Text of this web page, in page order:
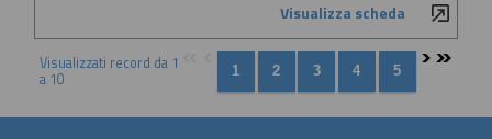
Visualizza scheda
Visualizzati record da 1
a 10